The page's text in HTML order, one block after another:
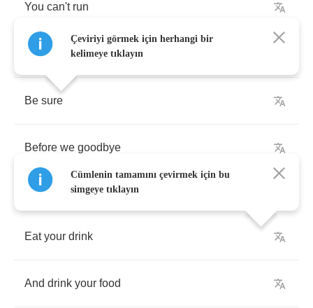
You can't run
Though you might try
Be sure
Before we goodbye
Eat your drink
And drink your food
Çeviriyi görmek için herhangi bir
kelimeye tıklayın
Cümlenin tamamını çevirmek için bu
simgeye tıklayın